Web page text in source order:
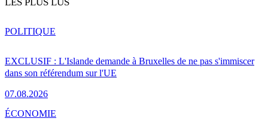
LES PLUS LUS
EXCLUSIF : L'Islande demande à Bruxelles de ne pas s'immiscer
dans son référendum sur l'UE
07.08.2026
POLITIQUE
ÉCONOMIE